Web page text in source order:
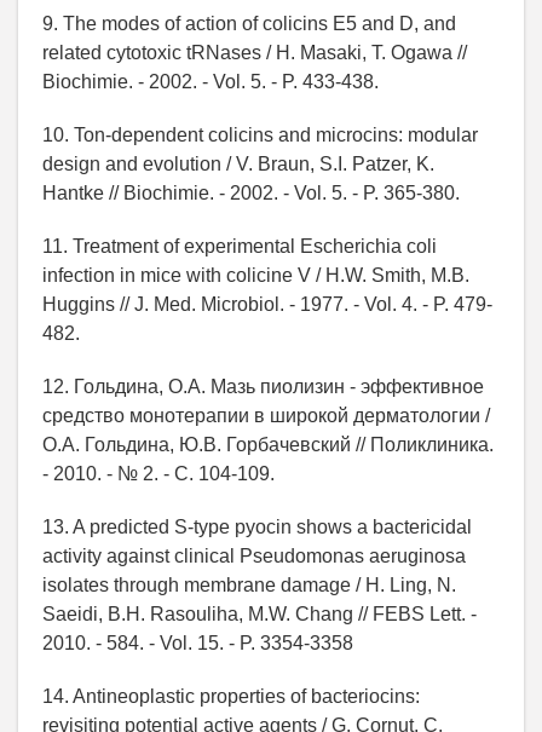
9. The modes of action of colicins E5 and D, and
related cytotoxic tRNases / H. Masaki, T. Ogawa //
Biochimie. - 2002. - Vol. 5. - P. 433-438.
10. Ton-dependent colicins and microcins: modular
design and evolution / V. Braun, S.I. Patzer, K.
Hantke // Biochimie. - 2002. - Vol. 5. - P. 365-380.
11. Treatment of experimental Escherichia coli
infection in mice with colicine V / H.W. Smith, M.B.
Huggins // J. Med. Microbiol. - 1977. - Vol. 4. - P. 479-
482.
12. Гольдина, О.А. Мазь пиолизин - эффективное
средство монотерапии в широкой дерматологии /
О.А. Гольдина, Ю.В. Горбачевский // Поликлиника.
- 2010. - № 2. - C. 104-109.
13. A predicted S-type pyocin shows a bactericidal
activity against clinical Pseudomonas aeruginosa
isolates through membrane damage / H. Ling, N.
Saeidi, B.H. Rasouliha, M.W. Chang // FEBS Lett. -
2010. - 584. - Vol. 15. - P. 3354-3358
14. Antineoplastic properties of bacteriocins:
revisiting potential active agents / G. Cornut, C.